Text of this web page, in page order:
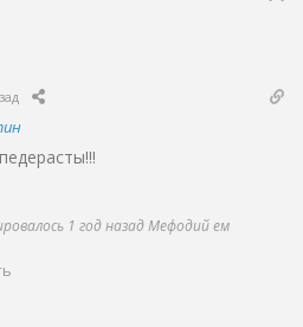
1 год назад Мефодий ем